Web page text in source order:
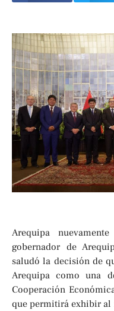
Arequipa
gobernador de
saludó la decisión de
Arequipa como una
Cooperación
que permitirá exhibir al